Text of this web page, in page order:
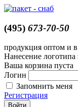
(495) 673-70-50
продукция оптом и
Нанесение
Ваша корзина пуста
Логин
Запомнить меня
Регистрация